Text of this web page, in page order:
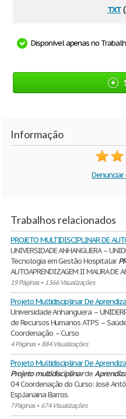
txt
Disponível apenas no
Informação
Trabalhos relacionados
PROJETO MULTIDISCIPLINAR DE
UNIVERSIDADE ANHANGUERA –
Tecnologia em Gestão Hospitalar
AUTOAPRENDIZAGEM II MAURA DE
19 Páginas• 1366 Visualizações
Projeto Multidisciplinar De
Universidade Anhanguera –
de Recursos Humanos ATPS –
Coordenação – Curso
4 Páginas• 884 Visualizações
Projeto Multidisciplinar De
Projeto multidisciplinarde
04 Coordenação do Curso: José
Esp.Janaina Barros
7 Páginas• 674 Visualizações